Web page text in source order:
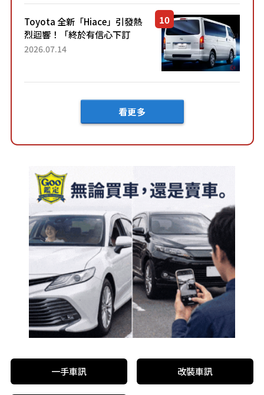
「三...
Toyota 全新「Hiace」引發熱
烈迴響！「終於有信心下訂
了！」「哪個等級交車最
車？...
2026.07.14
看更多
一手車訊 改裝車訊